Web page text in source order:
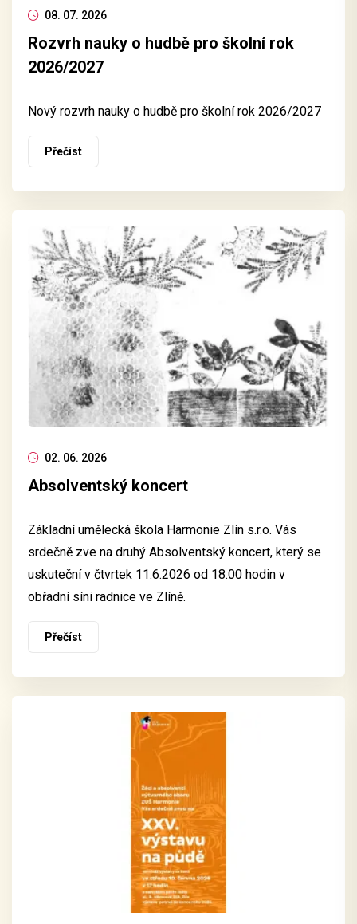
08. 07. 2026
Rozvrh nauky o hudbě pro školní rok
2026/2027
Nový rozvrh nauky o hudbě pro školní rok 2026/2027
Přečíst
02. 06. 2026
Absolventský koncert
Základní umělecká škola Harmonie Zlín s.r.o. Vás
srdečně zve na druhý Absolventský koncert, který se
uskuteční v čtvrtek 11.6.2026 od 18.00 hodin v
obřadní síni radnice ve Zlíně.
Přečíst